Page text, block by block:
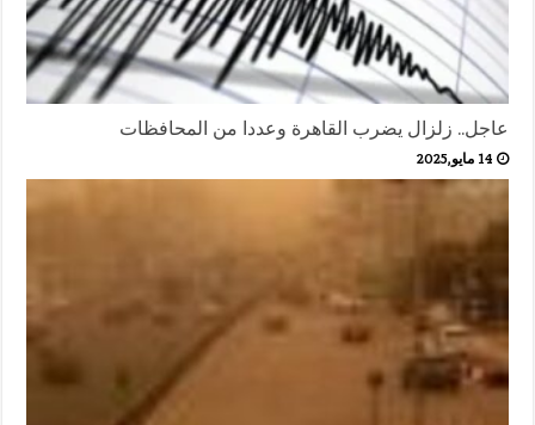
عاجل.. زلزال يضرب القاهرة وعددا من المحافظات
14 مايو,2025